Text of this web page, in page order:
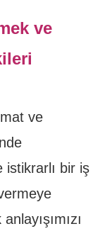
ve
ve
istikrarlı bir iş